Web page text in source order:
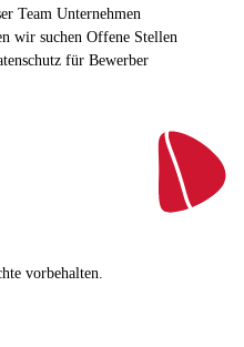
Team Unternehmen
wir suchen Offene Stellen
für Bewerber
vorbehalten.